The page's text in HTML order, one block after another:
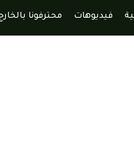
فيديوهات محترفونا